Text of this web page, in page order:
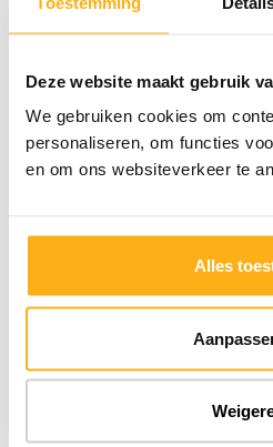
Deze website maakt gebruik
We gebruiken cookies om
personaliseren, om functies
en om ons websiteverkeer te
Alles
Vind inspiratie in onze
Laat je inspireren door onze
Download de brochure